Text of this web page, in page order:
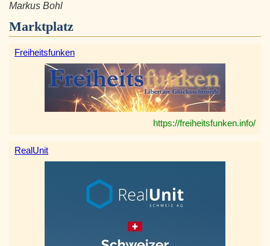
Markus Bohl
Marktplatz
Freiheitsfunken
https://freiheitsfunken.info/
RealUnit